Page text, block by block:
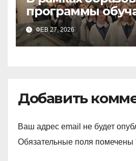
программы
9а,8,9б классов
зоологический
ФЕВ 27, 2026
Добавить
Ваш адрес email не будет
Обязательные поля помечены